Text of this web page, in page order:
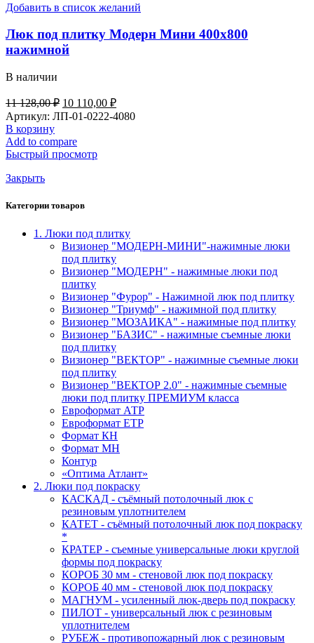
Добавить в список желаний
Люк под плитку Модерн Мини 400х800
нажимной
В наличии
11 128,00₽ Первоначальная
цена
11
128,00 ₽.
10 110,00 ₽Текущая
цена:
Артикул: ЛП-01-0222-4080
В корзину
Add to compare
Быстрый просмотр
Закрыть
Категории товаров
1. Люки под плитку
Визионер "МОДЕРН-МИНИ"-нажимные люки
под плитку
Визионер "МОДЕРН" - нажимные люки под
плитку
Визионер "Фурор" - Нажимной люк под плитку
Визионер "Триумф" - нажимной под плитку
Визионер "МОЗАИКА" - нажимные под плитку
Визионер "БАЗИС" - нажимные съемные люки
под плитку
Визионер "ВЕКТОР" - нажимные съемные люки
под плитку
Визионер "ВЕКТОР 2.0" - нажимные съемные
люки под плитку ПРЕМИУМ класса
Евроформат АТР
Евроформат ЕТР
Формат КН
Формат МН
Контур
«Оптима Атлант»
2. Люки под покраску
КАСКАД - съёмный потолочный люк с
резиновым уплотнителем
КАТЕТ - съёмный потолочный люк под покраску
*
КРАТЕР - съемные универсальные люки круглой
формы под покраску
КОРОБ 30 мм - стеновой люк под покраску
КОРОБ 40 мм - стеновой люк под покраску
МАГНУМ - усиленный люк-дверь под покраску
ПИЛОТ - универсальный люк с резиновым
уплотнителем
РУБЕЖ - противопожарный люк с резиновым